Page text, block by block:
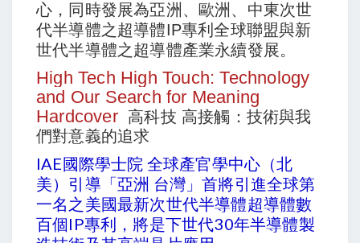
心，同時發展為亞洲、歐洲、中東次世
代半導體之超導體IP專利全球聯盟與新
世代半導體之超導體產業永續發展。
High Tech High Touch: Technology
and Our Search for Meaning
Hardcover 高科技 高接觸：技術與我
們對意義的追求
IAE國際學士院 全球產官學中心 （北
美）引導「亞洲 台灣」首將引進全球第
一名之美國最新次世代半導體超導體數
百個IP專利，將是下世代30年半導體製